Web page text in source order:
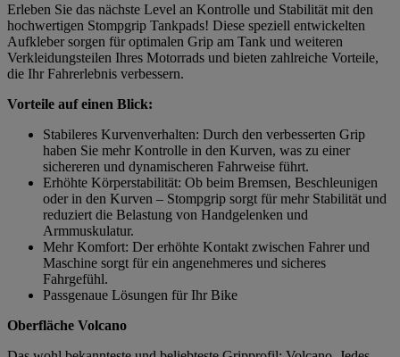
Erleben Sie das nächste Level an Kontrolle und Stabilität mit den
hochwertigen Stompgrip Tankpads! Diese speziell entwickelten
Aufkleber sorgen für optimalen Grip am Tank und weiteren
Verkleidungsteilen Ihres Motorrads und bieten zahlreiche Vorteile,
die Ihr Fahrerlebnis verbessern.
Vorteile auf einen Blick:
Stabileres Kurvenverhalten: Durch den verbesserten Grip
haben Sie mehr Kontrolle in den Kurven, was zu einer
sichereren und dynamischeren Fahrweise führt.
Erhöhte Körperstabilität: Ob beim Bremsen, Beschleunigen
oder in den Kurven – Stompgrip sorgt für mehr Stabilität und
reduziert die Belastung von Handgelenken und
Armmuskulatur.
Mehr Komfort: Der erhöhte Kontakt zwischen Fahrer und
Maschine sorgt für ein angenehmeres und sicheres
Fahrgefühl.
Passgenaue Lösungen für Ihr Bike
Oberfläche Volcano